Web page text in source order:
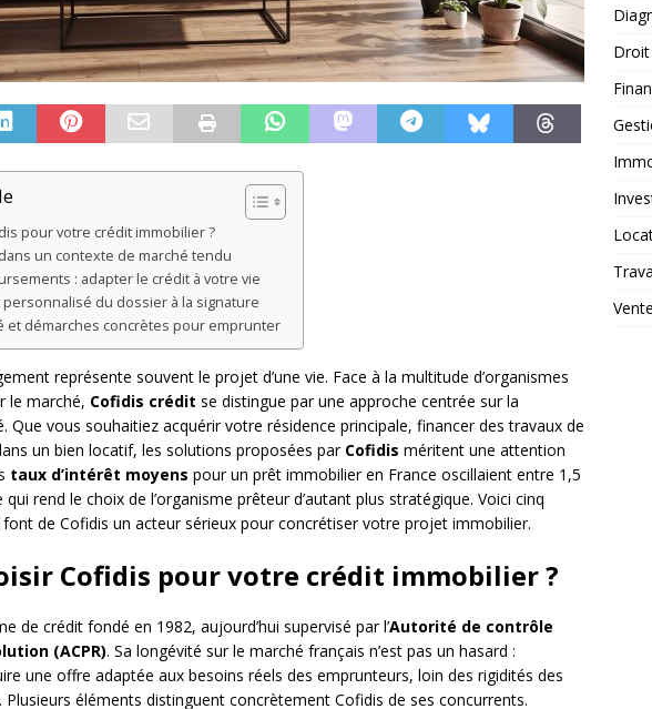
pour votre crédit immobilier ?
un contexte de marché tendu
: adapter le crédit à votre vie
du dossier à la signature
et démarches concrètes pour emprunter
représente souvent le projet d’une vie. Face à la multitude d’organismes
le marché, Cofidis crédit se distingue par une approche centrée sur la
Que vous souhaitiez acquérir votre résidence principale, financer des travaux de
un bien locatif, les solutions proposées par Cofidis méritent une attention
taux d’intérêt moyens pour un prêt immobilier en France oscillaient entre 1,5
rend le choix de l’organisme prêteur d’autant plus stratégique. Voici cinq
de Cofidis un acteur sérieux pour concrétiser votre projet immobilier.
Cofidis pour votre crédit immobilier ?
de crédit fondé en 1982, aujourd’hui supervisé par l’Autorité de contrôle
(ACPR). Sa longévité sur le marché français n’est pas un hasard :
une offre adaptée aux besoins réels des emprunteurs, loin des rigidités des
éléments distinguent concrètement Cofidis de ses concurrents.
Droit
Vente